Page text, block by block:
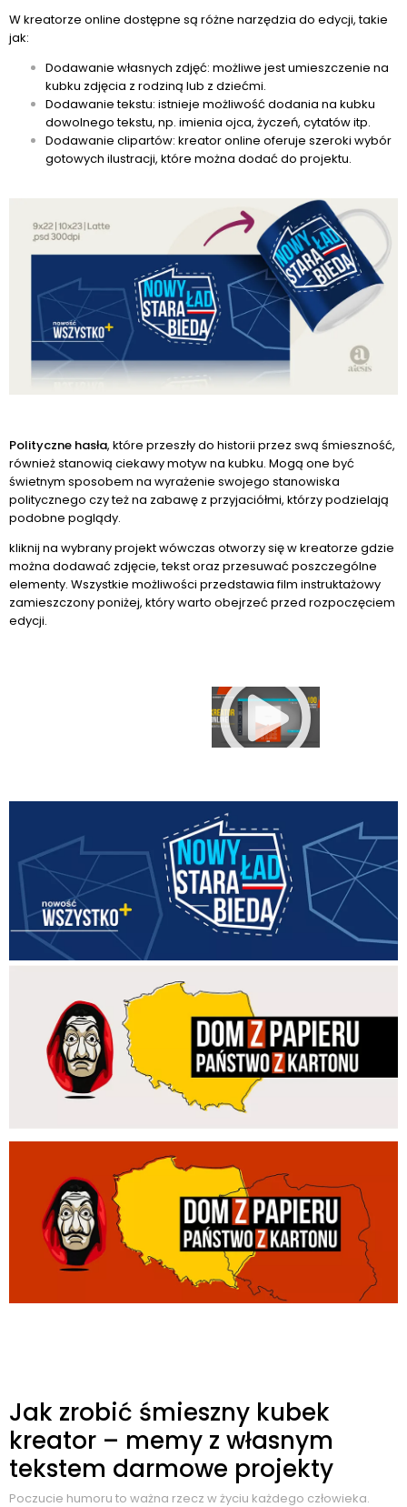
W kreatorze online dostępne są różne narzędzia do edycji, takie
jak:
Dodawanie własnych zdjęć: możliwe jest umieszczenie na
kubku zdjęcia z rodziną lub z dziećmi.
Dodawanie tekstu: istnieje możliwość dodania na kubku
dowolnego tekstu, np. imienia ojca, życzeń, cytatów itp.
Dodawanie clipartów: kreator online oferuje szeroki wybór
gotowych ilustracji, które można dodać do projektu.
Polityczne hasła, które przeszły do historii przez swą śmieszność,
również stanowią ciekawy motyw na kubku. Mogą one być
świetnym sposobem na wyrażenie swojego stanowiska
politycznego czy też na zabawę z przyjaciółmi, którzy podzielają
podobne poglądy.
kliknij na wybrany projekt wówczas otworzy się w kreatorze gdzie
można dodawać zdjęcie, tekst oraz przesuwać poszczególne
elementy. Wszystkie możliwości przedstawia film instruktażowy
zamieszczony poniżej, który warto obejrzeć przed rozpoczęciem
edycji.
Jak zrobić śmieszny kubek
kreator – memy z własnym
tekstem darmowe projekty
Poczucie humoru to ważna rzecz w życiu każdego człowieka.